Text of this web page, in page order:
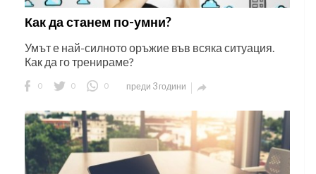
Как да станем по-умни?
Умът е най-силното оръжие във всяка ситуация.
Как да го тренираме?
0 0 0 преди 3 години 